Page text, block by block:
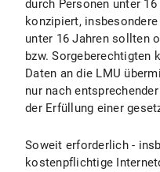
D)
E) Stand und
durch Personen unter
konzipiert,
unter 16 Jahren sollten
bzw. Sorgeberechtigten
Daten an die LMU
nur nach
der Erfüllung einer
Soweit erforderlich -
kostenpflichtige